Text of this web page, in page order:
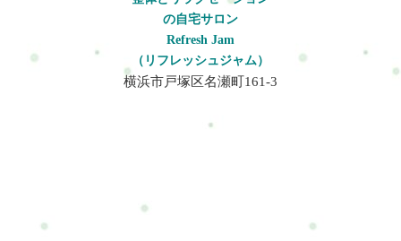
の自宅サロン
Refresh Jam
（リフレッシュジャム）
横浜市戸塚区名瀬町161-3